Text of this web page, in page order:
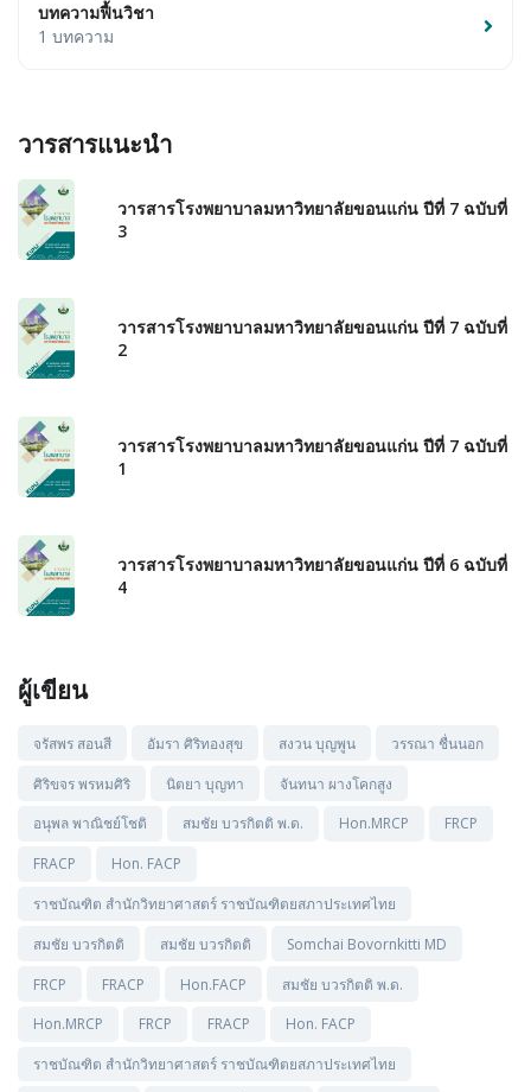
บทความฟื้นวิชา
1 บทความ
วารสารแนะนำ
วารสารโรงพยาบาลมหาวิทยาลัยขอนแก่น ปีที่ 7 ฉบับที่
3
วารสารโรงพยาบาลมหาวิทยาลัยขอนแก่น ปีที่ 7 ฉบับที่
2
วารสารโรงพยาบาลมหาวิทยาลัยขอนแก่น ปีที่ 7 ฉบับที่
1
วารสารโรงพยาบาลมหาวิทยาลัยขอนแก่น ปีที่ 6 ฉบับที่
4
ผู้เขียน
จรัสพร สอนสี อัมรา ศิริทองสุข สงวน บุญพูน
วรรณา ชื่นนอก
ศิริขจร พรหมศิริ
นิตยา บุญทา
จันทนา ผางโคกสูง
อนุพล พาณิชย์โชติ
สมชัย บวรกิตติ พ.ด. Hon.MRCP
FRCP
FRACP
Hon. FACP
ราชบัณฑิต สำนักวิทยาศาสตร์ ราชบัณฑิตยสภาประเทศไทย
สมชัย บวรกิตติ
สมชัย บวรกิตติ
Somchai Bovornkitti MD
FRCP
FRACP Hon.FACP
สมชัย บวรกิตติ พ.ด.
Hon.MRCP
FRCP FRACP
Hon. FACP
ราชบัณฑิต สำนักวิทยาศาสตร์ ราชบัณฑิตยสภาประเทศไทย